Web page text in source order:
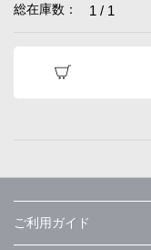
総在庫数： 1 / 1
ご利用ガイド